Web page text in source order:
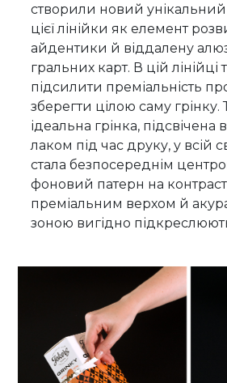
створили новий
цієї лінійки як елемент
айдентики й віддалену
гральних карт. В цій лінійці
підсилити преміальність
зберегти цілою саму грінку.
ідеальна грінка, підсвічена
лаком під час друку, у всій
стала безпосереднім
фоновий патерн на
преміальним верхом й
зоною вигідно підкреслюють